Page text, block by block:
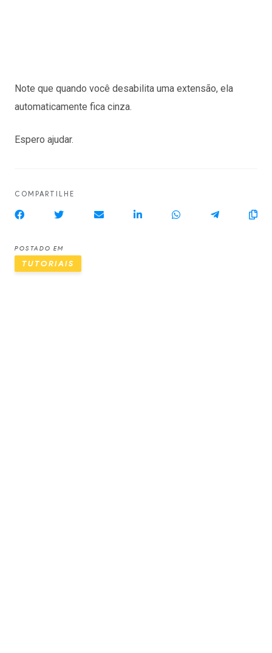
POSTADO EM
TUTORIAIS
Note que quando você desabilita uma extensão, ela
automaticamente fica cinza.
Espero ajudar.
COMPARTILHE